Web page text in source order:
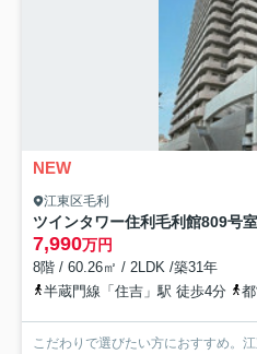
NEW
江東区毛利
ツインタワー住利毛利館809号室
7,990万円
8階 / 60.26㎡ / 2LDK /築31年
半蔵門線「住吉」駅 徒歩4分
こだわりで選びたい方におすすめ。